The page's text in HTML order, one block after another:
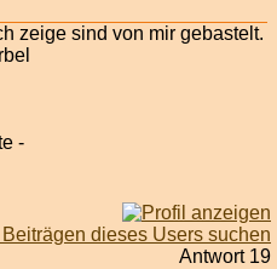
zeige sind von mir gebastelt.
-
Antwort 19